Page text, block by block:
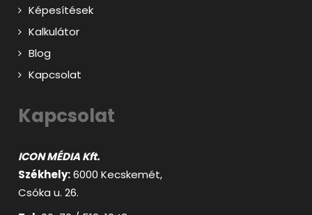
Képesítések
Kalkulátor
Blog
Kapcsolat
Kapcsolat
ICON MÉDIA Kft.
Székhely:6000 Kecskemét,
Csóka u. 26.